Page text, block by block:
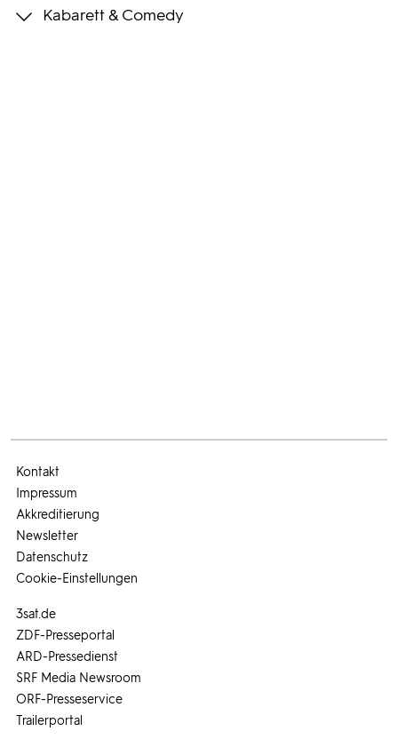
Kabarett & Comedy
3sat.de
ZDF-Presseportal
ARD-Pressedienst
SRF Media Newsroom
ORF-Presseservice
Trailerportal
Kontakt
Impressum
Akkreditierung
Newsletter
Datenschutz
Cookie-Einstellungen